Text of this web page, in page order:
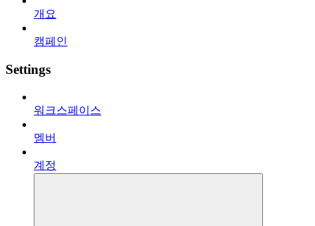
개요
캠페인
Settings
워크스페이스
멤버
계정